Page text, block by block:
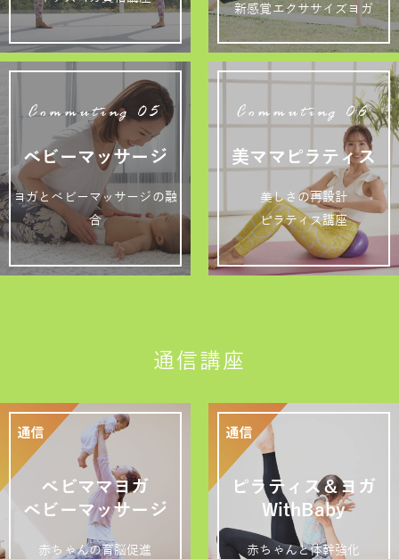
新感覚エクササイズヨガ
Commuting 05
ベビーマッサージ
ヨガとベビーマッサージの融
合
Commuting 06
美ママピラティス
美しさの再設計
ピラティス講座
通信講座
ベビママヨガ
ベビーマッサージ
赤ちゃんの育脳促進
ピラティス＆ヨガ
WithBaby
赤ちゃんと体幹強化